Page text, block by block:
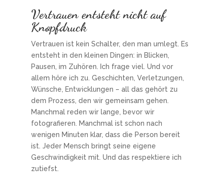
Vertrauen entsteht nicht auf
Knopfdruck
Vertrauen ist kein Schalter, den man umlegt. Es
entsteht in den kleinen Dingen: in Blicken,
Pausen, im Zuhören. Ich frage viel. Und vor
allem höre ich zu. Geschichten, Verletzungen,
Wünsche, Entwicklungen – all das gehört zu
dem Prozess, den wir gemeinsam gehen.
Manchmal reden wir lange, bevor wir
fotografieren. Manchmal ist schon nach
wenigen Minuten klar, dass die Person bereit
ist. Jeder Mensch bringt seine eigene
Geschwindigkeit mit. Und das respektiere ich
zutiefst.